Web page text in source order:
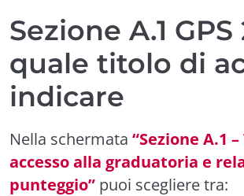
Sezione A.1 GPS
quale titolo di
indicare
Nella schermata “Sezione A.1
accesso alla graduatoria e
punteggio” puoi scegliere tra: